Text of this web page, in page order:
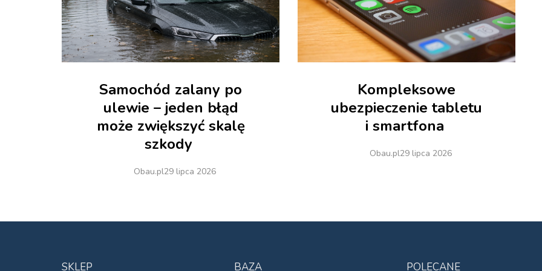
Samochód zalany po
ulewie – jeden błąd
może zwiększyć skalę
szkody
Obau.pl29 lipca 2026
Kompleksowe
ubezpieczenie tabletu
i smartfona
Obau.pl29 lipca 2026
SKLEP BAZA POLECANE